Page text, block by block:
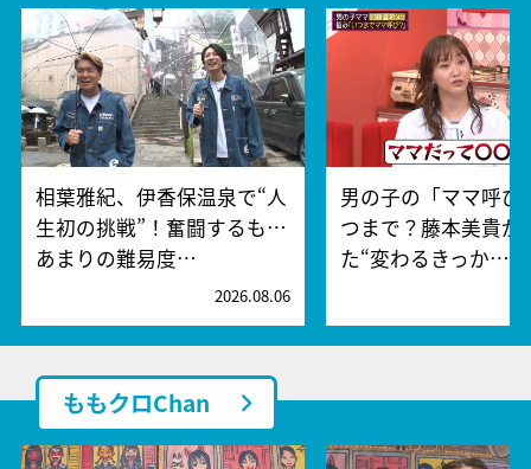
相葉雅紀、伊香保温泉で“人
生初の挑戦”！奮闘するも…
あまりの難易度…
2026.08.06
男の子の「ママ呼び
つまで？藤本美貴が
た“変わるきっか…
ももクロChan